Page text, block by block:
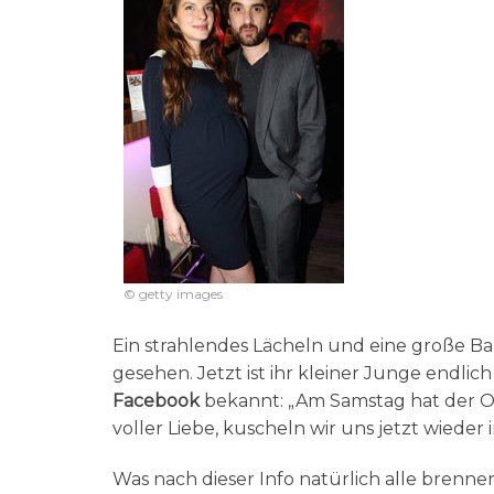
© getty images
Ein strahlendes Lächeln und eine große
gesehen. Jetzt ist ihr kleiner Junge
Facebook bekannt: „Am Samstag hat der
voller Liebe, kuscheln wir uns jetzt wieder
Was nach dieser Info natürlich alle